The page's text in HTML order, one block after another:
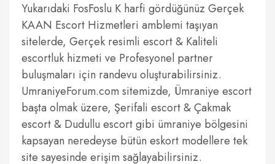
Yukarıdaki FosFoslu K harfi gördüğünüz Gerçek
KAAN Escort Hizmetleri amblemi taşıyan
sitelerde, Gerçek resimli escort & Kaliteli
escortluk hizmeti ve Profesyonel partner
buluşmaları için randevu oluşturabilirsiniz.
UmraniyeForum.com sitemizde, Ümraniye escort
başta olmak üzere, Şerifali escort & Çakmak
escort & Dudullu escort gibi ümraniye bölgesini
kapsayan neredeyse bütün eskort modellere tek
site sayesinde erişim sağlayabilirsiniz.